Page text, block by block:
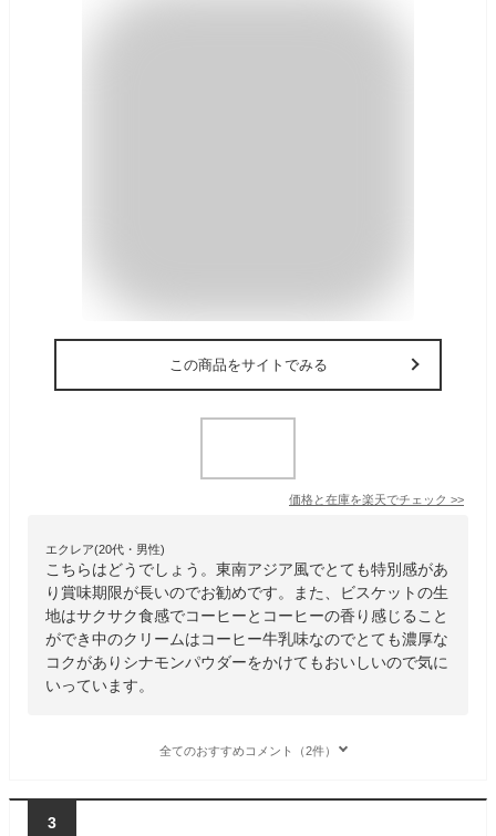
この商品をサイトでみる
価格と在庫を楽天でチェック >>
エクレア(20代・男性)
こちらはどうでしょう。東南アジア風でとても特別感があ
り賞味期限が長いのでお勧めです。また、ビスケットの生
地はサクサク食感でコーヒーとコーヒーの香り感じること
ができ中のクリームはコーヒー牛乳味なのでとても濃厚な
コクがありシナモンパウダーをかけてもおいしいので気に
いっています。
全てのおすすめコメント（2件）
3